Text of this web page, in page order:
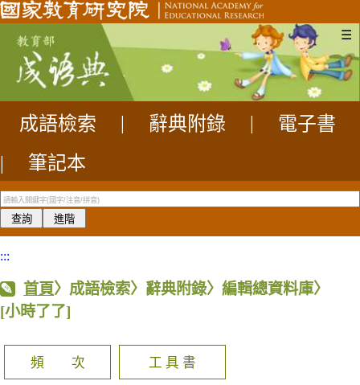
☰
成語檢索 辭典附錄
電子書
|
筆記本
:::
首頁〉成語檢索〉辭典附錄〉編輯總資料庫〉
[小時了了]
頻 次 工 具 書